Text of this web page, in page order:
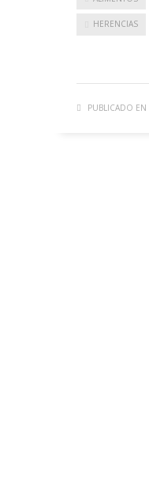
HERENCIAS
PUBLICADO EN